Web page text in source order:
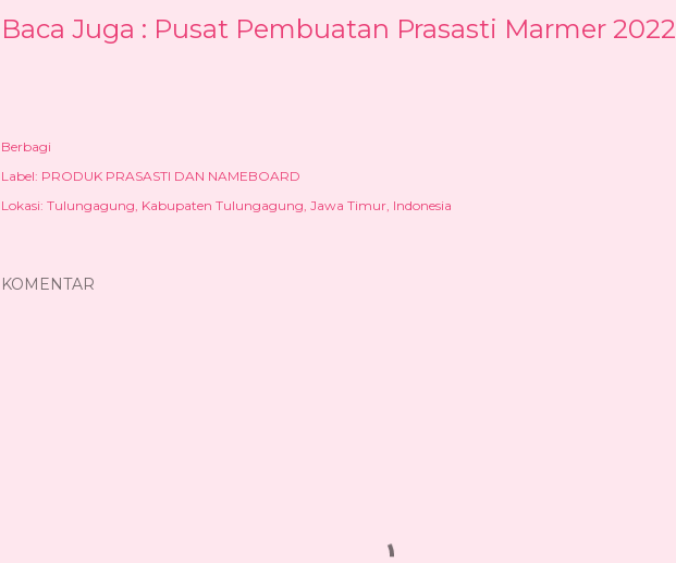
Baca Juga : Pusat Pembuatan Prasasti Marmer 2022
Berbagi
Label: PRODUK PRASASTI DAN NAMEBOARD
Lokasi: Tulungagung, Kabupaten Tulungagung, Jawa Timur, Indonesia
KOMENTAR